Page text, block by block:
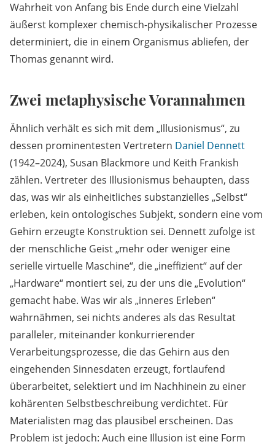
Wahrheit von Anfang bis Ende durch eine Vielzahl
äußerst komplexer chemisch-physikalischer Prozesse
determiniert, die in einem Organismus abliefen, der
Thomas genannt wird.
Zwei metaphysische Vorannahmen
Ähnlich verhält es sich mit dem „Illusionismus“, zu
dessen prominentesten Vertretern Daniel Dennett
(1942–2024), Susan Blackmore und Keith Frankish
zählen. Vertreter des Illusionismus behaupten, dass
das, was wir als einheitliches substanzielles „Selbst“
erleben, kein ontologisches Subjekt, sondern eine vom
Gehirn erzeugte Konstruktion sei. Dennett zufolge ist
der menschliche Geist „mehr oder weniger eine
serielle virtuelle Maschine“, die „ineffizient“ auf der
„Hardware“ montiert sei, zu der uns die „Evolution“
gemacht habe. Was wir als „inneres Erleben“
wahrnähmen, sei nichts anderes als das Resultat
paralleler, miteinander konkurrierender
Verarbeitungsprozesse, die das Gehirn aus den
eingehenden Sinnesdaten erzeugt, fortlaufend
überarbeitet, selektiert und im Nachhinein zu einer
kohärenten Selbstbeschreibung verdichtet. Für
Materialisten mag das plausibel erscheinen. Das
Problem ist jedoch: Auch eine Illusion ist eine Form